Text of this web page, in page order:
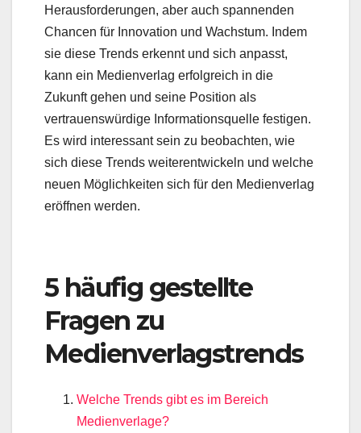
Herausforderungen, aber auch spannenden
Chancen für Innovation und Wachstum. Indem
sie diese Trends erkennt und sich anpasst,
kann ein Medienverlag erfolgreich in die
Zukunft gehen und seine Position als
vertrauenswürdige Informationsquelle festigen.
Es wird interessant sein zu beobachten, wie
sich diese Trends weiterentwickeln und welche
neuen Möglichkeiten sich für den Medienverlag
eröffnen werden.
5 häufig gestellte
Fragen zu
Medienverlagstrends
Welche Trends gibt es im Bereich
Medienverlage?